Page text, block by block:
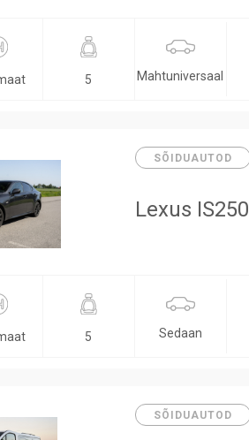
5 Mahtuniversaal
SÕIDUAUTOD
Lexus IS250
5 Sedaan
SÕIDUAUTOD